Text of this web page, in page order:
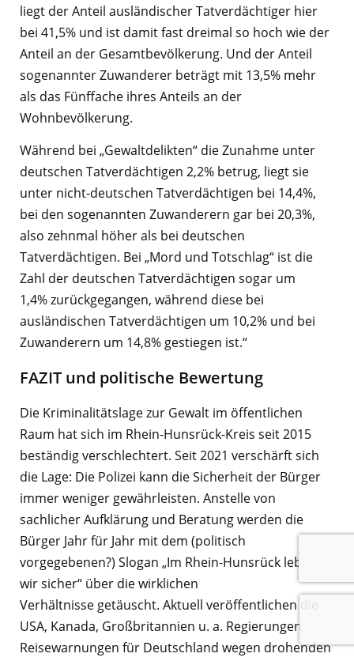
liegt der Anteil ausländischer Tatverdächtiger hier
bei 41,5% und ist damit fast dreimal so hoch wie der
Anteil an der Gesamtbevölkerung. Und der Anteil
sogenannter Zuwanderer beträgt mit 13,5% mehr
als das Fünffache ihres Anteils an der
Wohnbevölkerung.
Während bei „Gewaltdelikten“ die Zunahme unter
deutschen Tatverdächtigen 2,2% betrug, liegt sie
unter nicht-deutschen Tatverdächtigen bei 14,4%,
bei den sogenannten Zuwanderern gar bei 20,3%,
also zehnmal höher als bei deutschen
Tatverdächtigen. Bei „Mord und Totschlag“ ist die
Zahl der deutschen Tatverdächtigen sogar um
1,4% zurückgegangen, während diese bei
ausländischen Tatverdächtigen um 10,2% und bei
Zuwanderern um 14,8% gestiegen ist.“
FAZIT und politische Bewertung
Die Kriminalitätslage zur Gewalt im öffentlichen
Raum hat sich im Rhein-Hunsrück-Kreis seit 2015
beständig verschlechtert. Seit 2021 verschärft sich
die Lage: Die Polizei kann die Sicherheit der Bürger
immer weniger gewährleisten. Anstelle von
sachlicher Aufklärung und Beratung werden die
Bürger Jahr für Jahr mit dem (politisch
vorgegebenen?) Slogan „Im Rhein-Hunsrück leben
wir sicher“ über die wirklichen
Verhältnisse getäuscht. Aktuell veröffentlichen die
USA, Kanada, Großbritannien u. a. Regierungen
Reisewarnungen für Deutschland wegen drohenden